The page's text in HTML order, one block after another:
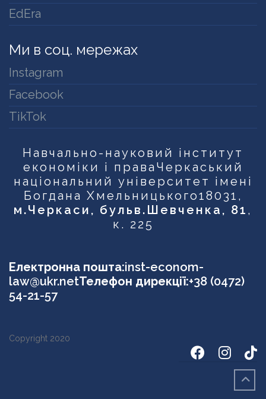
EdEra
Ми в соц. мережах
Instagram
Facebook
TikTok
Навчально-науковий інститут
економіки і права Черкаський
національний університет імені
Богдана Хмельницького18031,
м.Черкаси, бульв.Шевченка, 81 ,
к. 225
Електронна пошта:inst-econom-
law@ukr.netТелефон дирекції:+38 (0472)
54-21-57
Copyright 2020